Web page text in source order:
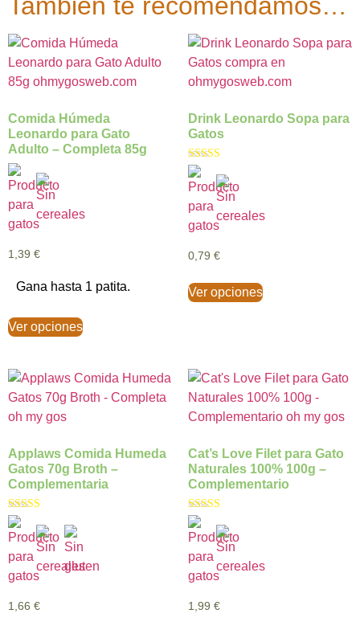
También te recomendamos…
Comida Húmeda
Leonardo para Gato
Adulto – Completa 85g
1,39 €
Gana hasta 1 patita.
Ver opciones
Drink Leonardo Sopa para
Gatos
Valorado con
5.00
de 5
0,79 €
Ver opciones
Applaws Comida Humeda
Gatos 70g Broth –
Complementaria
Valorado con
5.00
de 5
1,66 €
Cat’s Love Filet para Gato
Naturales 100% 100g –
Complementario
Valorado
con
4.33
de 5
1,99 €